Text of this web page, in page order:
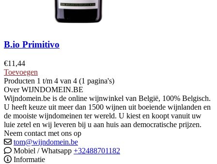
B.io Primitivo
€11,44
Toevoegen
Producten 1 t/m 4 van 4 (1 pagina's)
Over WIJNDOMEIN.BE
Wijndomein.be is de online wijnwinkel van België, 100% Belgisch.
U heeft keuze uit meer dan 1500 wijnen uit boeiende wijnlanden en
de mooiste wijndomeinen ter wereld. U kiest en koopt vanuit uw
luie zetel en wij leveren bij u aan huis aan democratische prijzen.
Neem contact met ons op
tom@wijndomein.be
Mobiel / Whatsapp +32488701182
Informatie